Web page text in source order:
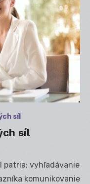
síl
síl
patria: vyhľadávanie
komunikovanie